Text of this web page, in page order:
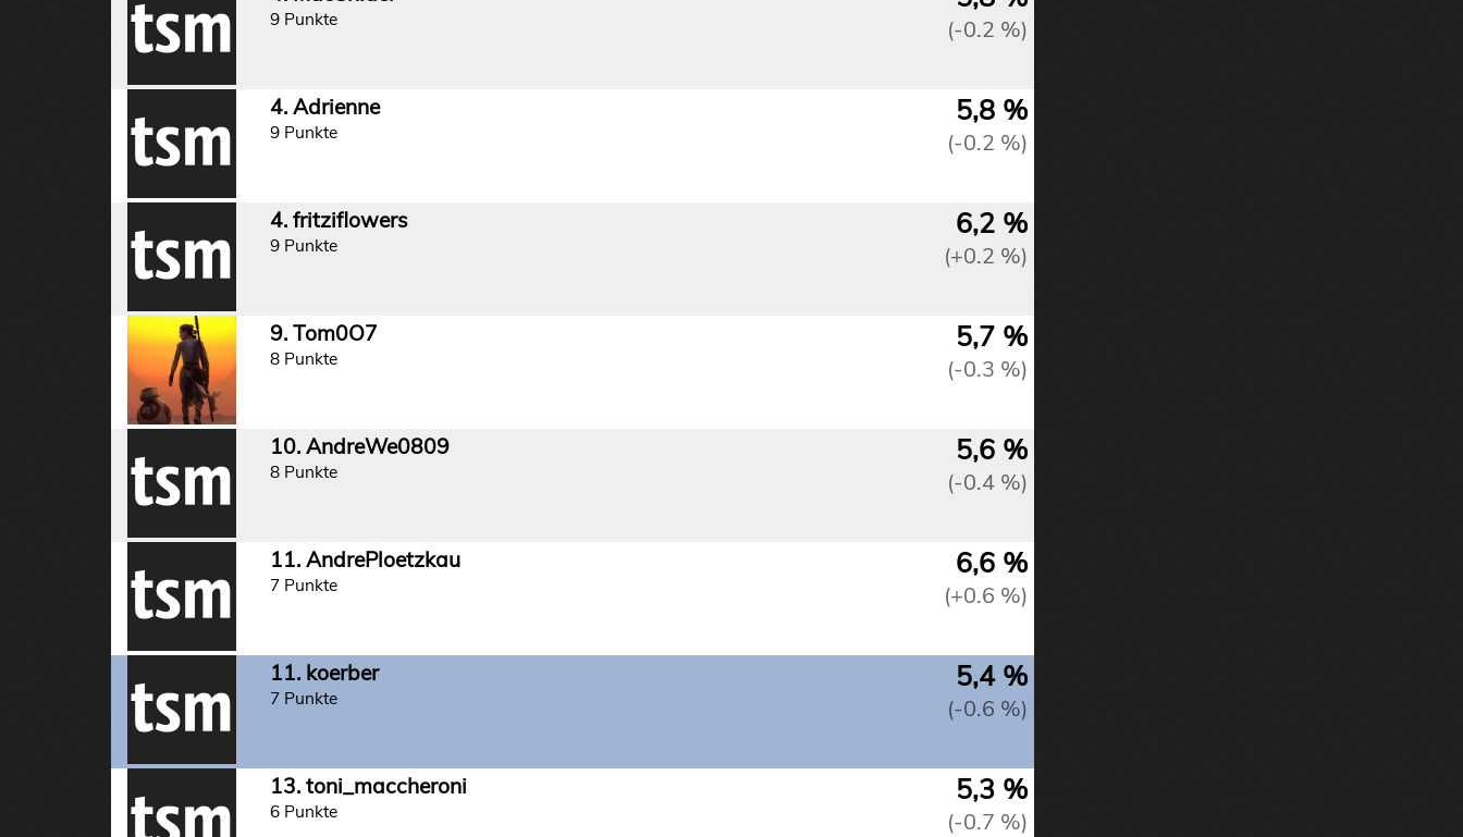
9 Punkte (-0.2 %)
4. Adrienne
9 Punkte
5,8 %
(-0.2 %)
4. fritziflowers
9 Punkte
6,2 %
(+0.2 %)
9. Tom0O7
8 Punkte
5,7 %
(-0.3 %)
10. AndreWe0809
8 Punkte
5,6 %
(-0.4 %)
11. AndrePloetzkau
7 Punkte
6,6 %
(+0.6 %)
11. koerber
7 Punkte
5,4 %
(-0.6 %)
13. toni_maccheroni
6 Punkte
5,3 %
(-0.7 %)